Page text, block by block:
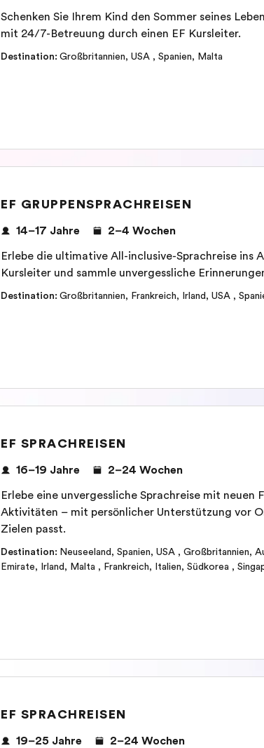
Schenken Sie Ihrem Kind den Sommer seines
mit 24/7-Betreuung durch einen EF Kursleiter.
Destination: Großbritannien, USA , Spanien, Malta
EF GRUPPENSPRACHREISEN
14–17 Jahre
2–4 Wochen
Erlebe die ultimative All-inclusive-Sprachreise ins
Kursleiter und sammle unvergessliche
Destination: Großbritannien, Frankreich, Irland, USA ,
EF SPRACHREISEN
16–19 Jahre
2–24 Wochen
Erlebe eine unvergessliche Sprachreise mit
Aktivitäten – mit persönlicher Unterstützung vor
Zielen passt.
Destination: Neuseeland, Spanien, USA , Großbritannien,
Emirate, Irland, Malta , Frankreich, Italien, Südkorea ,
EF SPRACHREISEN
19–25 Jahre
2–24 Wochen